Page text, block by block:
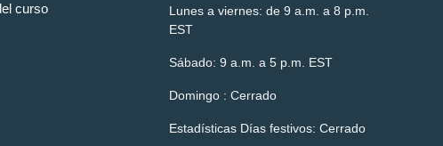
curso
Lunes a viernes: de 9 a.m. a 8 p.m.
EST
Sábado: 9 a.m. a 5 p.m. EST
Domingo : Cerrado
Estadísticas Días festivos: Cerrado